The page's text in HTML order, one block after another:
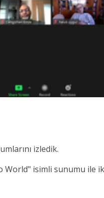
izledik.
isimli sunumu ile